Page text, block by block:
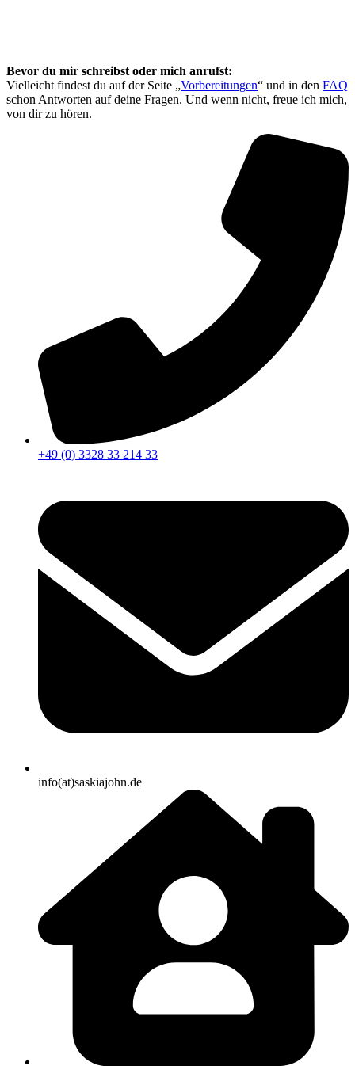
Bevor du mir schreibst oder mich anrufst:
Vielleicht findest du auf der Seite „Vorbereitungen“ und in den FAQ
schon Antworten auf deine Fragen. Und wenn nicht, freue ich mich,
von dir zu hören.
+49 (0) 3328 33 214 33
info(at)saskiajohn.de